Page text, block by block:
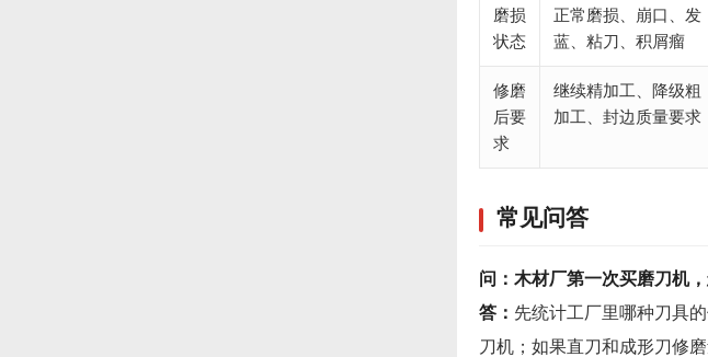
磨损
状态
正常磨损、崩口、发
蓝、粘刀、积屑瘤
修磨
后要
求
继续精加工、降级粗
加工、封边质量要求
常见问答
问：木材厂第一次买磨刀机
答： 先统计工厂里哪种刀具
刀机；如果直刀和成形刀修